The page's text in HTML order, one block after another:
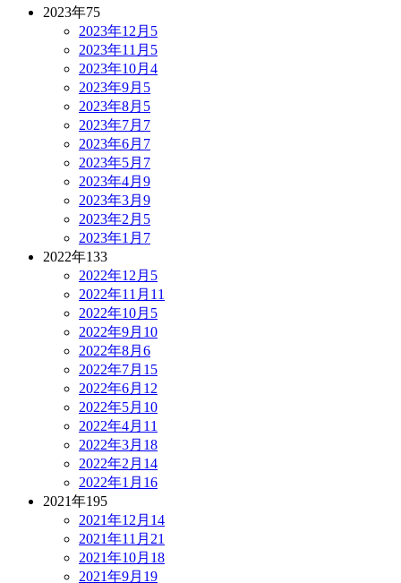
2023年75
2023年12月 5
2023年11月 5
2023年10月 4
2023年9月 5
2023年8月 5
2023年7月 7
2023年6月 7
2023年5月 7
2023年4月 9
2023年3月 9
2023年2月 5
2023年1月 7
2022年133
2022年12月 5
2022年11月 11
2022年10月 5
2022年9月 10
2022年8月 6
2022年7月 15
2022年6月 12
2022年5月 10
2022年4月 11
2022年3月 18
2022年2月 14
2022年1月 16
2021年195
2021年12月 14
2021年11月 21
2021年10月 18
2021年9月 19